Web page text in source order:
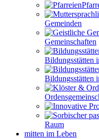
Gemeinden
Gemeinschaften
Bildungsstätten
Bildungsstätten
Raum
mitten im Leben